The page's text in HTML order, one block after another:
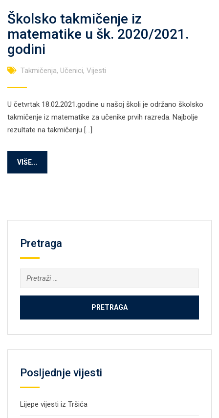
Školsko takmičenje iz
matematike u šk. 2020/2021.
godini
Takmičenja, Učenici, Vijesti
U četvrtak 18.02.2021.godine u našoj školi je održano školsko
takmičenje iz matematike za učenike prvih razreda. Najbolje
rezultate na takmičenju […]
VIŠE...
Pretraga
Pretraga:
Posljednje vijesti
Lijepe vijesti iz Tršića